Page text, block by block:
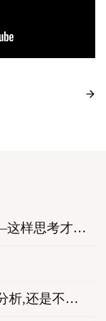
交易者的误区——这样思考才能赚钱
为什么学遍技术分析,还是不赚钱？